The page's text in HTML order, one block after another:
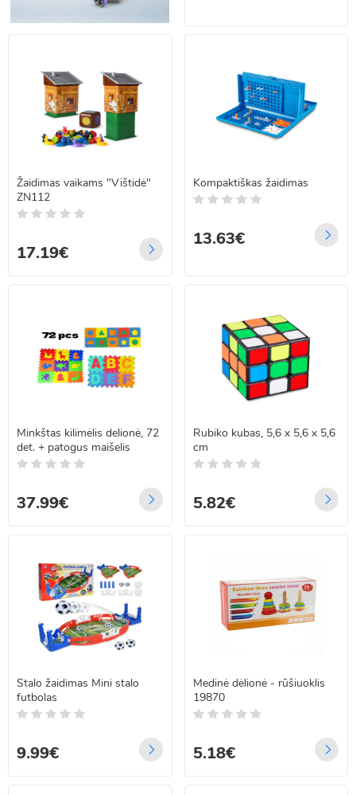
Žaidimas vaikams "Vištidė"
ZN112
17.19€
Kompaktiškas žaidimas
13.63€
Minkštas kilimėlis delionė, 72
det. + patogus maišelis
37.99€
Rubiko kubas, 5,6 x 5,6 x 5,6
cm
5.82€
Stalo žaidimas Mini stalo
futbolas
9.99€
Medinė dėlionė - rūšiuoklis
19870
5.18€